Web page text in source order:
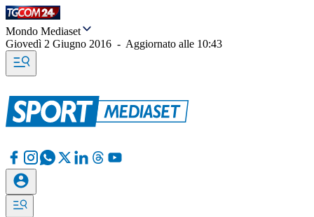
Mondo Mediaset
Giovedì 2 Giugno 2016 - Aggiornato alle 10:43